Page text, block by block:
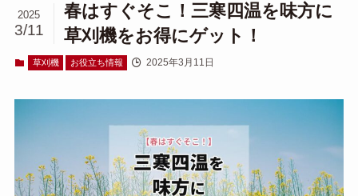
春はすぐそこ！三寒四温を味方に
草刈機をお得にゲット！
2025
3/11
草刈機 お役立ち情報 2025年3月11日